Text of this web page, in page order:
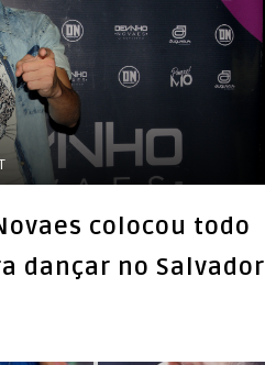
colocou todo
dançar no Salvador